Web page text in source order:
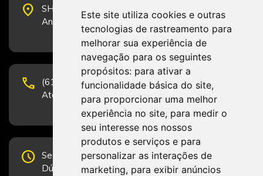
Este site utiliza cookies e outras
tecnologias de rastreamento para
melhorar sua experiência de
navegação para os seguintes
propósitos: para ativar a
funcionalidade básica do site,
para proporcionar uma melhor
experiência no site, para medir o
seu interesse nos nossos
produtos e serviços e para
personalizar as interações de
marketing, para exibir anúncios
place
SHS Quadra 6, Bloco E, Complexo Brasil 21, 20º
Andar, Sala 2001 - CEP 70322-915 - Brasília/DF
phone
(61) 3223-1652 e (61) 98131-3801.
Atendimento por telefone em horário comercial
schedule Segunda-feira a Sexta-feira de 12h às 19h.
Dúvidas e sugestões pelo Fale Conosco.